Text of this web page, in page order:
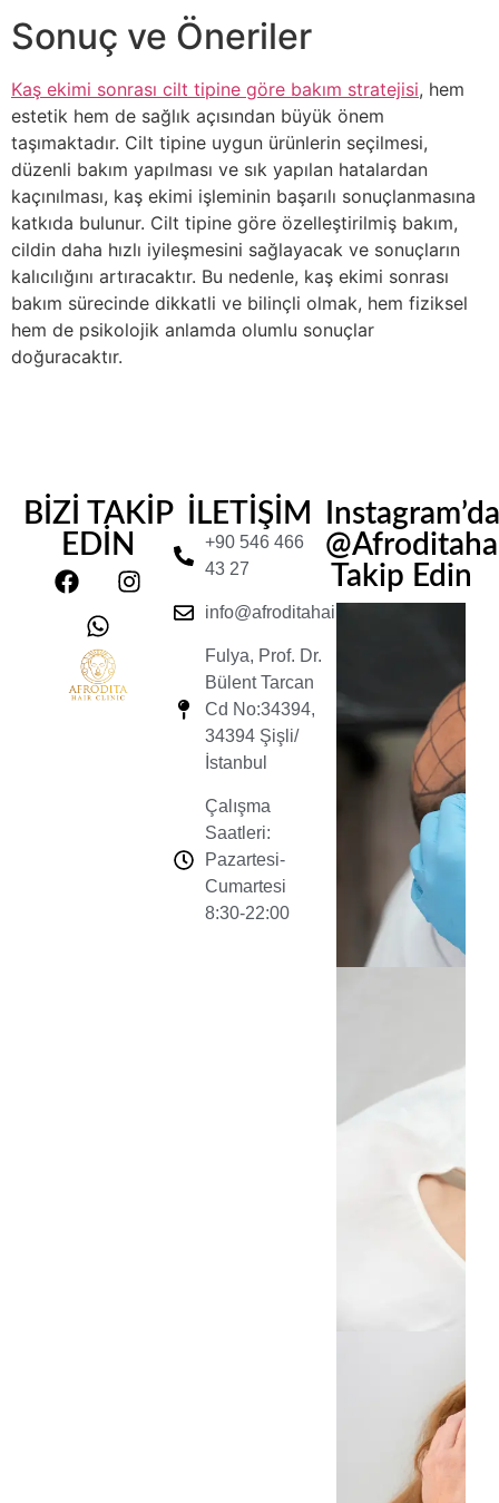
Sonuç ve Öneriler
Kaş ekimi sonrası cilt tipine göre bakım stratejisi, hem
estetik hem de sağlık açısından büyük önem
taşımaktadır. Cilt tipine uygun ürünlerin seçilmesi,
düzenli bakım yapılması ve sık yapılan hatalardan
kaçınılması, kaş ekimi işleminin başarılı sonuçlanmasına
katkıda bulunur. Cilt tipine göre özelleştirilmiş bakım,
cildin daha hızlı iyileşmesini sağlayacak ve sonuçların
kalıcılığını artıracaktır. Bu nedenle, kaş ekimi sonrası
bakım sürecinde dikkatli ve bilinçli olmak, hem fiziksel
hem de psikolojik anlamda olumlu sonuçlar
doğuracaktır.
BİZİ TAKİP
EDİN
İLETİŞİM
+90 546 466
43 27
info@afroditahairclinic.com
Fulya, Prof. Dr.
Bülent Tarcan
Cd No:34394,
34394 Şişli/
İstanbul
Çalışma
Saatleri:
Pazartesi-
Cumartesi
8:30-22:00
Instagram’da
Takip Edin